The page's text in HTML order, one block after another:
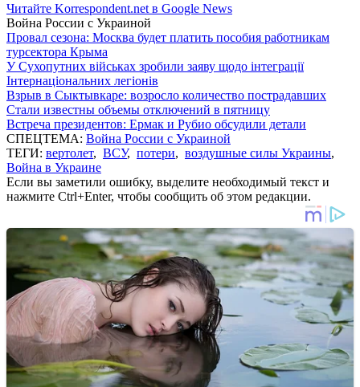
Читайте Korrespondent.net в Google News
Война России с Украиной
Провал сезона: Москва будет платить пособия работникам
турсектора Крыма
У Сухопутних військах зробили заяву щодо інтеграції
Інтернаціональних легіонів
Взрыв в Сыктывкаре: возросло количество пострадавших
Стали известны объемы отключений в пятницу
Встреча президентов: Ермак и Рубио обсудили детали
СПЕЦТЕМА: Война России с Украиной
ТЕГИ: вертолет, ВСУ, потери, воздушные силы Украины,
Война в Украине
Если вы заметили ошибку, выделите необходимый текст и
нажмите Ctrl+Enter, чтобы сообщить об этом редакции.